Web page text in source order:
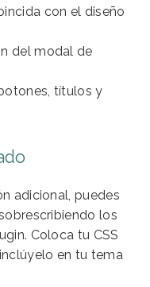
con el diseño
del modal de
títulos y
adicional, puedes
los
Coloca tu CSS
en tu tema